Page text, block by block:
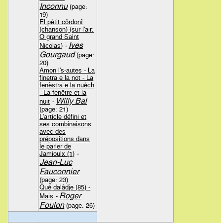
Inconnu(page:
19)
El pètit côrdonî
(chanson) (sur l'air:
O grand Saint
Nicolas) - Ives
Gourgaud(page:
20)
Amon l's-autes - La
finetra e la not - La
fenèstra e la nuèch
- La fenêtre et la
nuit - Willy Bal
(page: 21)
L'article défini et
ses combinaisons
avec des
prépositions dans
le parler de
Jamioulx (1) -
Jean-Luc
Fauconnier
(page: 23)
Qué dalâdje (85) -
Mais - Roger
Foulon(page: 26)